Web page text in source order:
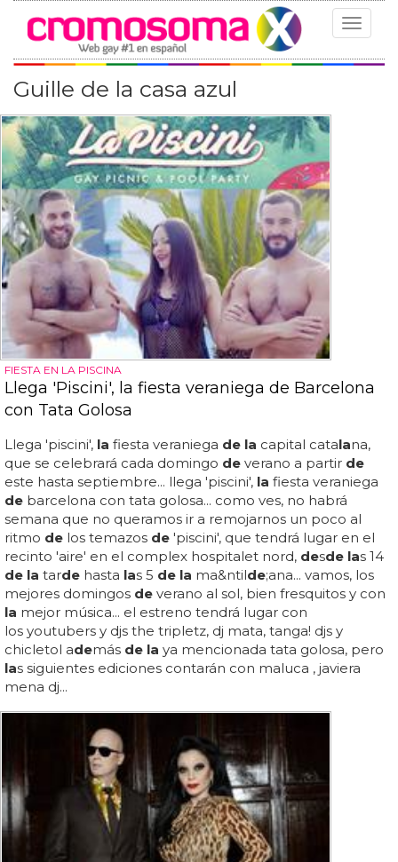
Toggle
Guille de la casa azul
FIESTA EN LA PISCINA
Llega 'Piscini', la fiesta veraniega de Barcelona
con Tata Golosa
Llega 'piscini', la fiesta veraniega de la capital catalana,
que se celebrará cada domingo de verano a partir de
este hasta septiembre... llega 'piscini', la fiesta veraniega
de barcelona con tata golosa... como ves, no habrá
semana que no queramos ir a remojarnos un poco al
ritmo de los temazos de 'piscini', que tendrá lugar en el
recinto 'aire' en el complex hospitalet nord, desde las 14
de la tarde hasta las 5 de la ma&ntilde;ana... vamos, los
mejores domingos de verano al sol, bien fresquitos y con
la mejor música... el estreno tendrá lugar con
los youtubers y djs the tripletz, dj mata, tanga! djs y
chicletol además de la ya mencionada tata golosa, pero
las siguientes ediciones contarán con maluca , javiera
mena dj...